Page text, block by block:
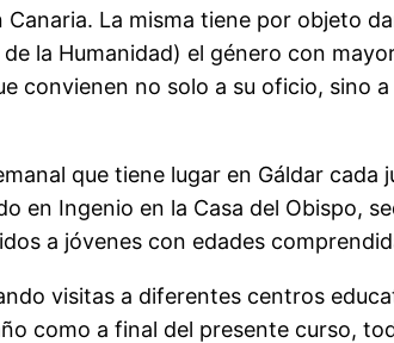
La misma tiene por objeto
la Humanidad) el género con
convienen no solo a su oficio, sino
que tiene lugar en Gáldar cada
en Ingenio en la Casa del Obispo,
a jóvenes con edades
visitas a diferentes centros
como a final del presente curso,